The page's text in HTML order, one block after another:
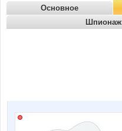
Основное
Шпионаж